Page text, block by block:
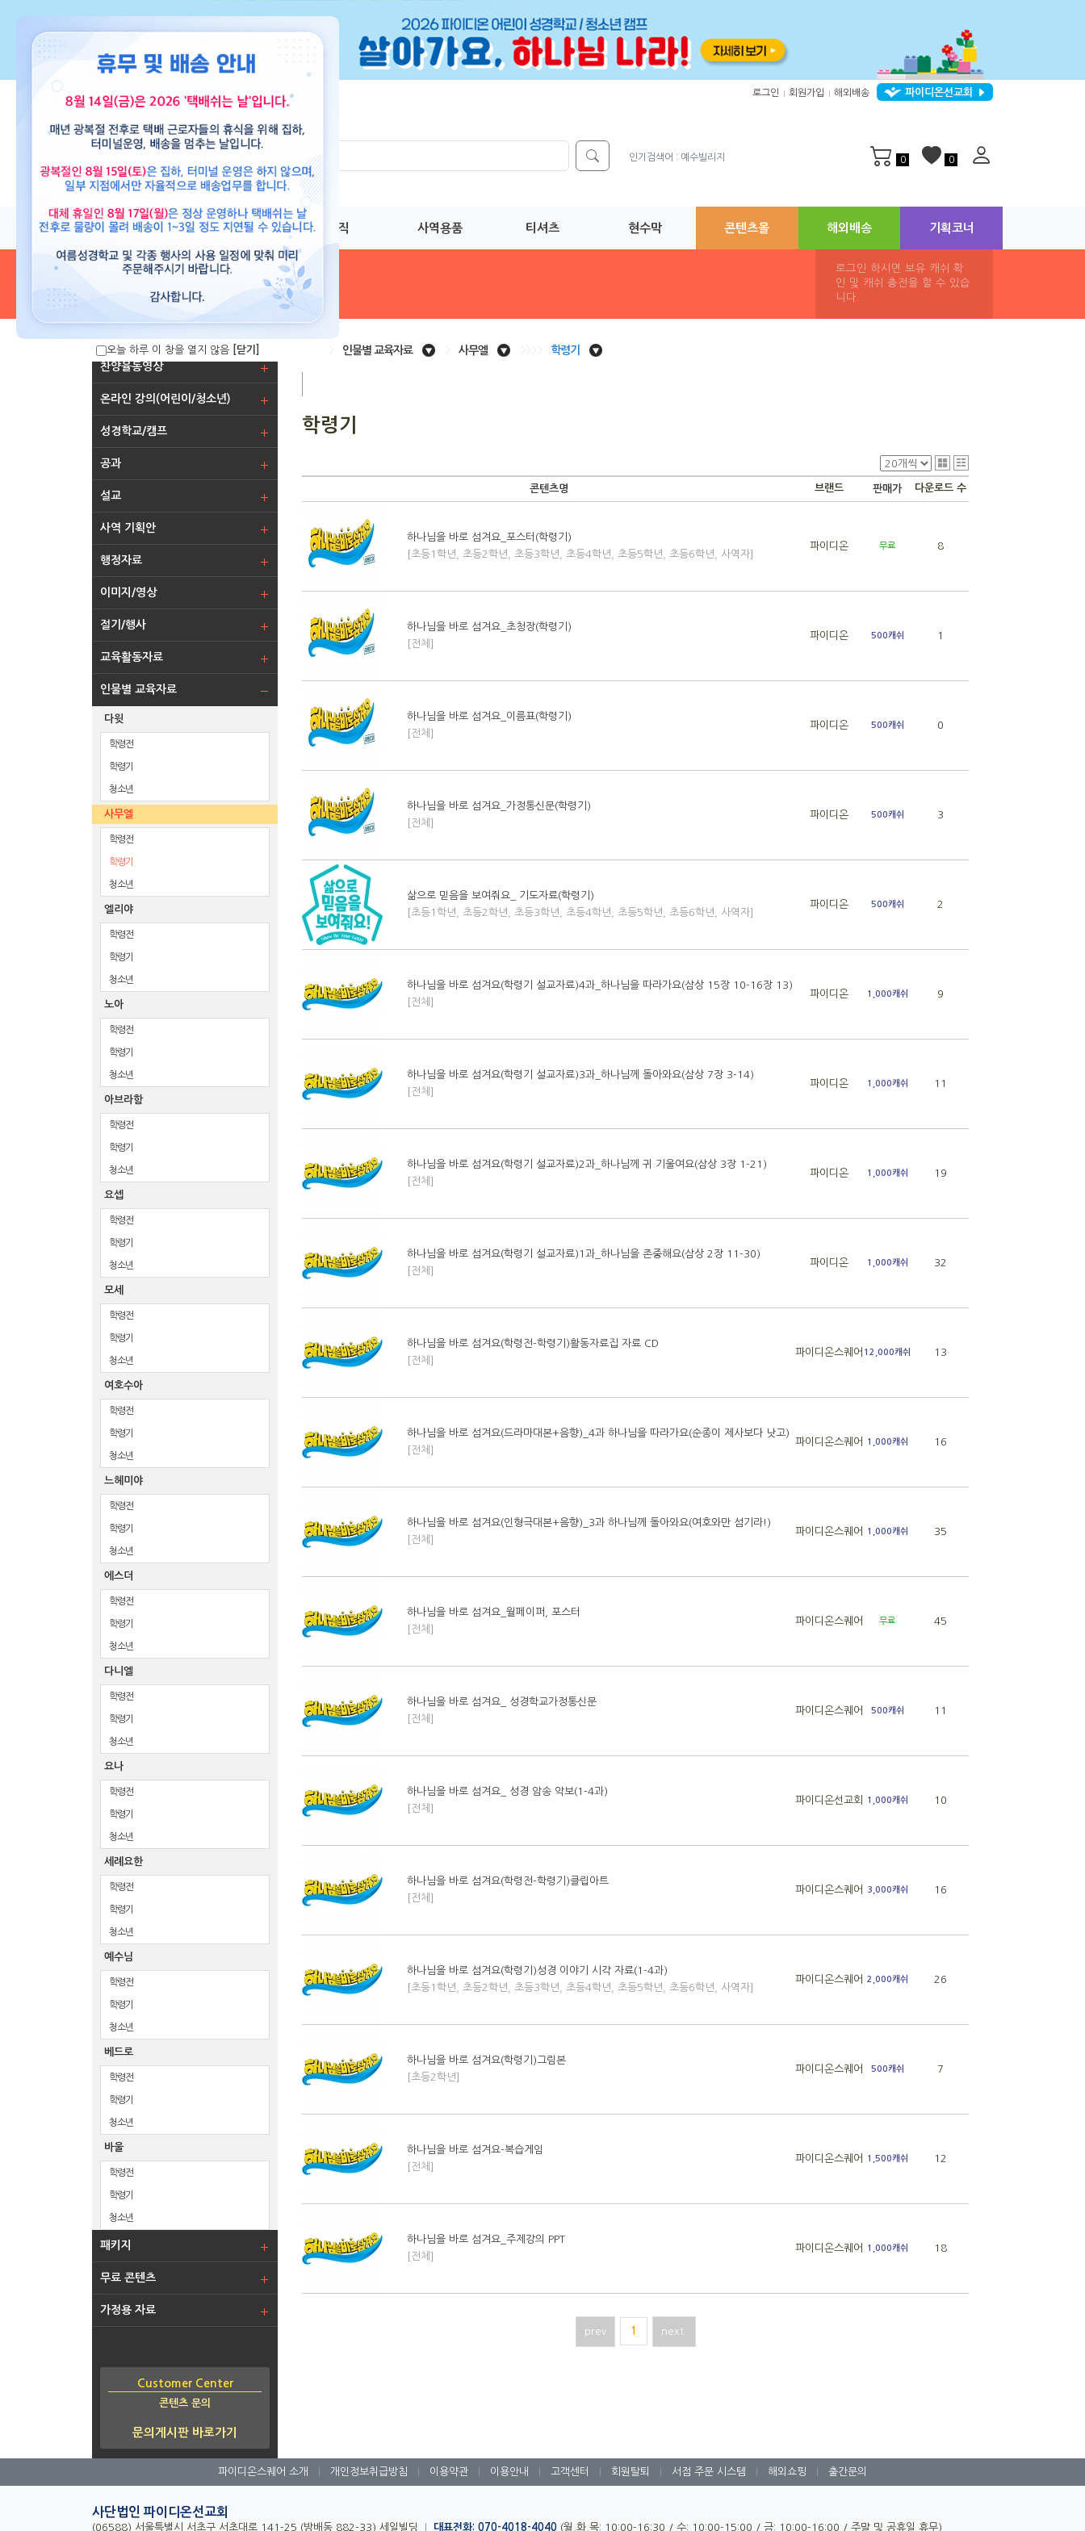
로그인 회원가입 해외배송 파이디온선교회
인기검색어 : 예수빌리지 0 0
교재 도서 뮤직 사역용품 티셔츠 현수막 콘텐츠몰 해외배송 기획코너
로그인 하시면 보유 캐쉬 확
인 및 캐쉬 충전을 할 수 있습
니다.
찬양율동영상
온라인 강의(어린이/청소년)
성경학교/캠프
공과
설교
사역 기획안
행정자료
이미지/영상
절기/행사
교육활동자료
인물별 교육자료
다윗
학령전
학령기
청소년
사무엘
학령전
학령기
청소년
엘리야
학령전
학령기
청소년
노아
학령전
학령기
청소년
아브라함
학령전
학령기
청소년
요셉
학령전
학령기
청소년
모세
학령전
학령기
청소년
여호수아
학령전
학령기
청소년
느헤미야
학령전
학령기
청소년
에스더
학령전
학령기
청소년
다니엘
학령전
학령기
청소년
요나
학령전
학령기
청소년
세례요한
학령전
학령기
청소년
예수님
학령전
학령기
청소년
베드로
학령전
학령기
청소년
바울
학령전
학령기
청소년
패키지
무료 콘텐츠
가정용 자료
Customer Center
콘텐츠 문의
문의게시판 바로가기
인물별 교육자료 사무엘 학령기
학령기
콘텐츠명 브랜드 판매가 다운로드 수
하나님을 바로 섬겨요_포스터(학령기)
[초등1학년, 초등2학년, 초등3학년, 초등4학년, 초등5학년, 초등6학년, 사역자]
파이디온 무료 8
하나님을 바로 섬겨요_초청장(학령기)
[전체]
파이디온 500캐쉬 1
하나님을 바로 섬겨요_이름표(학령기)
[전체]
파이디온 500캐쉬 0
하나님을 바로 섬겨요_가정통신문(학령기)
[전체]
파이디온 500캐쉬 3
삶으로 믿음을 보여줘요_ 기도자료(학령기)
[초등1학년, 초등2학년, 초등3학년, 초등4학년, 초등5학년, 초등6학년, 사역자]
파이디온 500캐쉬 2
하나님을 바로 섬겨요(학령기 설교자료)4과_하나님을 따라가요(삼상 15장 10-16장 13)
[전체]
파이디온 1,000캐쉬 9
하나님을 바로 섬겨요(학령기 설교자료)3과_하나님께 돌아와요(삼상 7장 3-14)
[전체]
파이디온 1,000캐쉬 11
하나님을 바로 섬겨요(학령기 설교자료)2과_하나님께 귀 기울여요(삼상 3장 1-21)
[전체]
파이디온 1,000캐쉬 19
하나님을 바로 섬겨요(학령기 설교자료)1과_하나님을 존중해요(삼상 2장 11-30)
[전체]
파이디온 1,000캐쉬 32
하나님을 바로 섬겨요(학령전-학령기)활동자료집 자료 CD
[전체]
파이디온스퀘어 12,000캐쉬 13
하나님을 바로 섬겨요(드라마대본+음향)_4과 하나님을 따라가요(순종이 제사보다 낫고)
[전체]
파이디온스퀘어 1,000캐쉬 16
하나님을 바로 섬겨요(인형극대본+음향)_3과 하나님께 돌아와요(여호와만 섬기라!)
[전체]
파이디온스퀘어 1,000캐쉬 35
하나님을 바로 섬겨요_월페이퍼, 포스터
[전체]
파이디온스퀘어 무료 45
하나님을 바로 섬겨요_ 성경학교가정통신문
[전체]
파이디온스퀘어 500캐쉬 11
하나님을 바로 섬겨요_ 성경 암송 악보(1-4과)
[전체]
파이디온선교회 1,000캐쉬 10
하나님을 바로 섬겨요(학령전-학령기)클립아트
[전체]
파이디온스퀘어 3,000캐쉬 16
하나님을 바로 섬겨요(학령기)성경 이야기 시각 자료(1-4과)
[초등1학년, 초등2학년, 초등3학년, 초등4학년, 초등5학년, 초등6학년, 사역자]
파이디온스퀘어 2,000캐쉬 26
하나님을 바로 섬겨요(학령기)그림본
[초등2학년]
파이디온스퀘어 500캐쉬 7
하나님을 바로 섬겨요-복습게임
[전체]
파이디온스퀘어 1,500캐쉬 12
하나님을 바로 섬겨요_주제강의 PPT
[전체]
파이디온스퀘어 1,000캐쉬 18
prev 1 next
파이디온스퀘어 소개 개인정보취급방침 이용약관 이용안내 고객센터 회원탈퇴 서점 주문 시스템 해외쇼핑 출간문의
사단법인 파이디온선교회
(06588) 서울특별시 서초구 서초대로 141-25 (방배동 882-33) 세일빌딩 대표전화: 070-4018-4040 (월,화,목: 10:00-16:30 / 수: 10:00-15:00 / 금: 10:00-16:00 / 주말 및 공휴일 휴무)
오늘 하루 이 창을 열지 않음 [닫기]